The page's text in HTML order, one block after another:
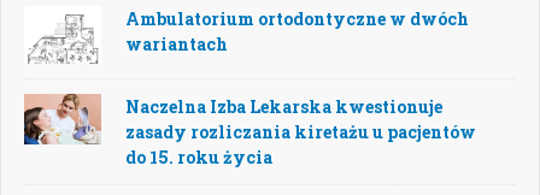
Ambulatorium ortodontyczne w dwóch
wariantach
Naczelna Izba Lekarska kwestionuje
zasady rozliczania kiretażu u pacjentów
do 15. roku życia